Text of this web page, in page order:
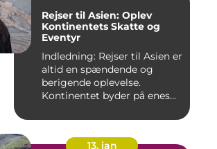
Rejser til Asien: Oplev
Kontinentets Skatte og
Eventyr
Indledning: Rejser til Asien er
altid en spændende og
berigende oplevelse.
Kontinentet byder på enes...
13. jan